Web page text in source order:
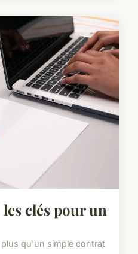
clés pour un
qu'un simple contrat